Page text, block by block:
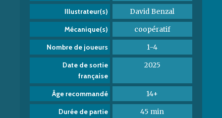
Illustrateur(s) David Benzal
Mécanique(s) coopératif
Nombre de joueurs 1-4
Date de sortie
française
2025
Âge recommandé 14+
Durée de partie 45 min